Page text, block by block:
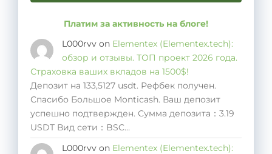
Платим за активность на блоге!
L000rvv on Elementex (Elementex.tech):
обзор и отзывы. ТОП проект 2026 года.
Страховка ваших вкладов на 1500$!
Депозит на 133,5127 usdt. Рефбек получен.
Спасибо Большое Monticash. Ваш депозит
успешно подтвержден. Сумма депозита：3.19
USDT Вид сети：BSC…
L000rvv on Elementex (Elementex.tech):